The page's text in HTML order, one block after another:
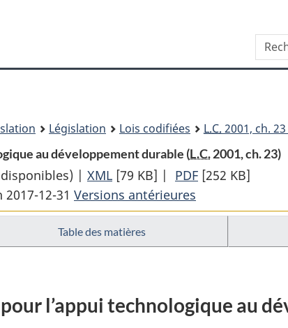
principal
À
site
version
dans
Législation Lois codifiées L.C. 2001, ch.
au développement durable (L.C.2001, ch. 23)
| XML Texte
complet
:
Loi
du
[79 KB] | PDF Texte
:
du
[252 KB]
12-31 Versions antérieures
Table des matières
l’appui technologique au